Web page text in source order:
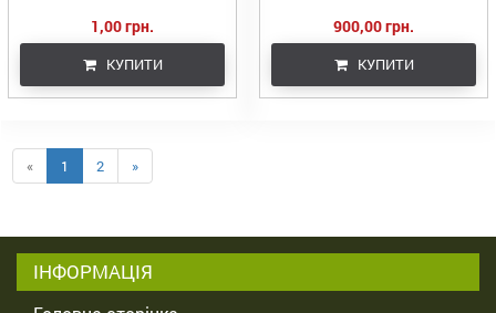
1,00 грн.
КУПИТИ
900,00 грн.
КУПИТИ
« 1 2 »
ІНФОРМАЦІЯ